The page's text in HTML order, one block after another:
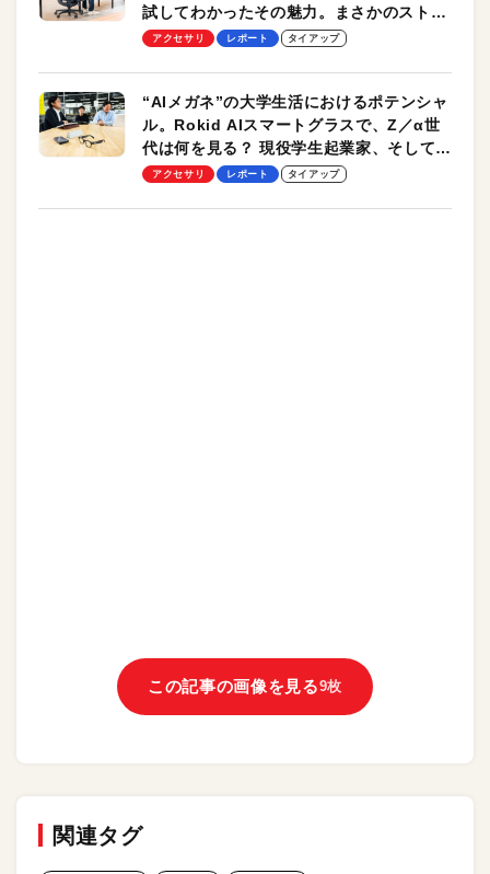
試してわかったその魅力。まさかのストレ
ッチ機能も搭載
アクセサリ レポート タイアップ
“AIメガネ”の大学生活におけるポテンシャ
ル。Rokid AIスマートグラスで、Z／α世
代は何を見る？ 現役学生起業家、そして教
授による体験会レポート【PR】
アクセサリ レポート タイアップ
この記事の画像を見る9枚
関連タグ